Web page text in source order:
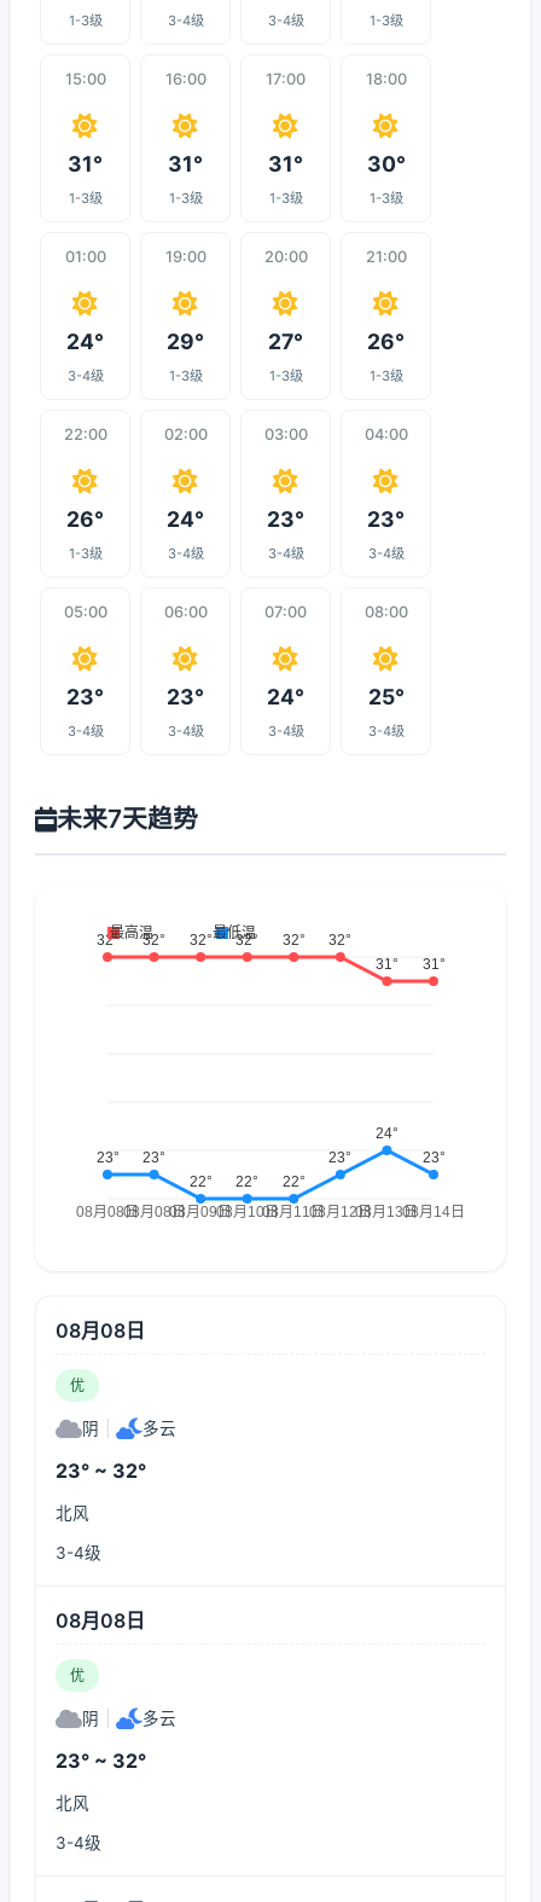
1-3级 3-4级 3-4级 1-3级
15:00
31°
1-3级
16:00
31°
1-3级
17:00
31°
1-3级
18:00
30°
1-3级
01:00
24°
3-4级
19:00
29°
1-3级
20:00
27°
1-3级
21:00
26°
1-3级
22:00
26°
1-3级
02:00
24°
3-4级
03:00
23°
3-4级
04:00
23°
3-4级
05:00
23°
3-4级
06:00
23°
3-4级
07:00
24°
3-4级
08:00
25°
3-4级
未来7天趋势
08月08日
优
阴 多云
23° ~ 32°
北风
3-4级
08月08日
优
阴 多云
23° ~ 32°
北风
3-4级